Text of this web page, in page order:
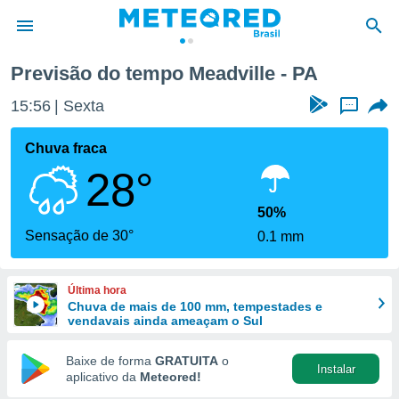
da
fornecidas
a este
das
e
forma
digital
Previsão do tempo Meadville - PA
15:56 Sexta ...
Chuva fraca
28°
Sensação de 30°
50%
0.1 mm
Última hora
Chuva de mais de 100 mm, tempestades e
vendavais ainda ameaçam o Sul
Baixe de forma GRATUITA o
aplicativo da Meteored!
Instalar